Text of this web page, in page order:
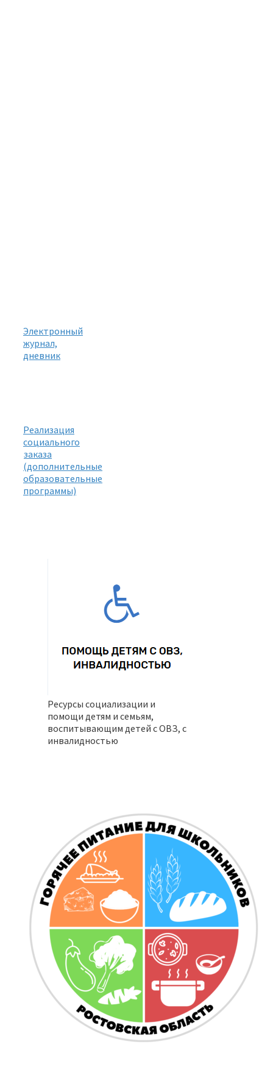
Электронный
журнал,
дневник
Реализация
социального
заказа
(дополнительные
образовательные
программы)
Ресурсы социализации и
помощи детям и семьям,
воспитывающим детей с ОВЗ, с
инвалидностью